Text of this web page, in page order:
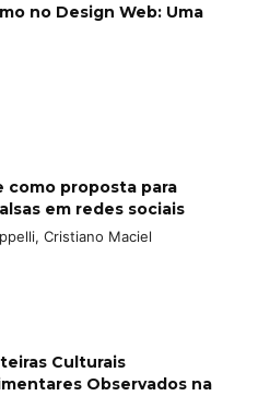
no Design Web: Uma
como proposta para
em redes sociais
Cristiano Maciel
Culturais
Observados na